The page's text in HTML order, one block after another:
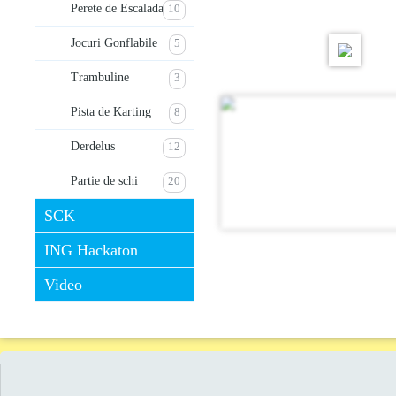
Perete de Escalada 10
Jocuri Gonflabile 5
Trambuline 3
Pista de Karting 8
Derdelus 12
Partie de schi 20
SCK
ING Hackaton
Video